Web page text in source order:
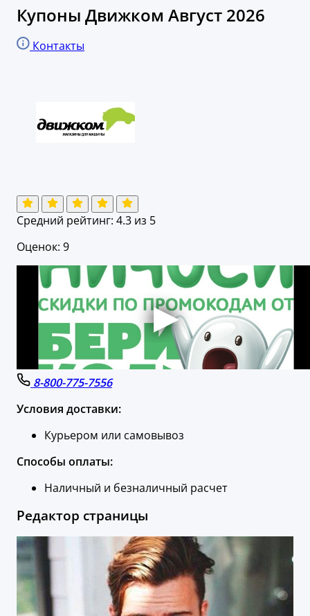
Купоны Движком Август 2026
Контакты
Средний рейтинг: 4.3 из 5
Оценок: 9
8-800-775-7556
Условия доставки:
Курьером или самовывоз
Способы оплаты:
Наличный и безналичный расчет
Редактор страницы